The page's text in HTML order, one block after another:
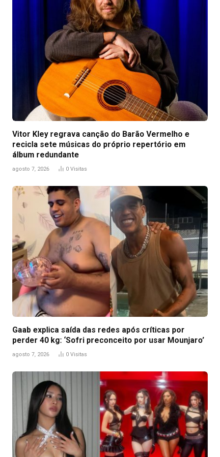
Vitor Kley regrava canção do Barão Vermelho e
recicla sete músicas do próprio repertório em
álbum redundante
agosto 7, 2026 0 Visitas
Gaab explica saída das redes após críticas por
perder 40 kg: ‘Sofri preconceito por usar Mounjaro’
agosto 7, 2026 0 Visitas